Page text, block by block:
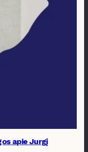
apie Jurgį